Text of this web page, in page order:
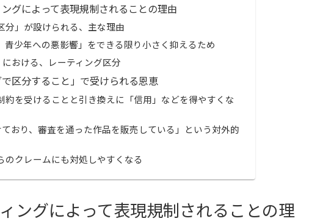
グによって表現規制されることの理由
分」が設けられる、主な理由
青少年への悪影響」をできる限り小さく抑えるため
における、レーティング区分
で区分すること」で受けられる恩恵
約を受けることと引き換えに「信用」などを得やすくな
ており、審査を通った作品を販売している」という対外的
のクレームにも対処しやすくなる
ングによって表現規制されることの理